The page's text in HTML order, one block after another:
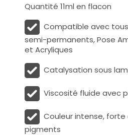
Quantité 11ml en flacon
Compatible avec tous
semi-permanents, Pose
et Acryliques
Catalysation sous
Viscosité fluide avec
Couleur intense,
pigments